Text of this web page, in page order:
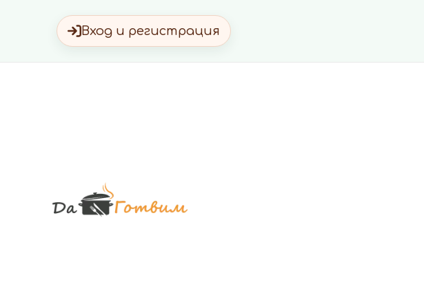
Вход и регистрация